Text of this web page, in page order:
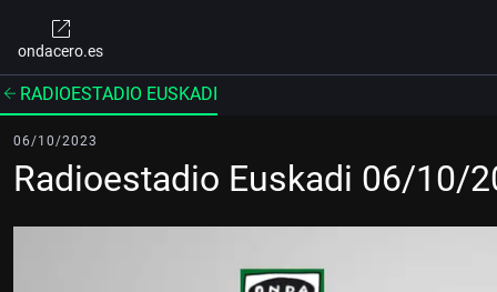
ondacero.es
RADIOESTADIO EUSKADI
06/10/2023
Radioestadio Euskadi 06/10/